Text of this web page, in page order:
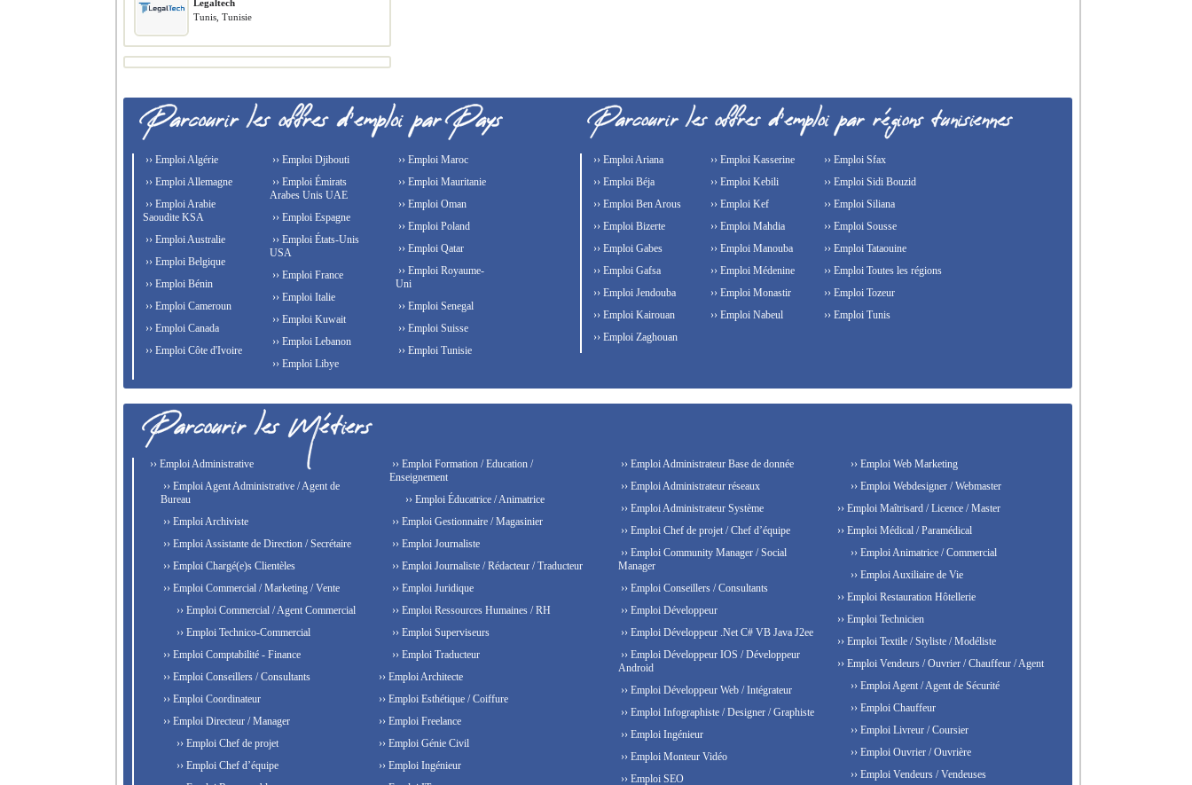
Legaltech
Tunis, Tunisie
›› Emploi Algérie
›› Emploi Allemagne
›› Emploi Arabie
Saoudite KSA
›› Emploi Australie
›› Emploi Belgique
›› Emploi Bénin
›› Emploi Cameroun
›› Emploi Canada
›› Emploi Côte d'Ivoire
›› Emploi Djibouti
›› Emploi Émirats
Arabes Unis UAE
›› Emploi Espagne
›› Emploi États-Unis
USA
›› Emploi France
›› Emploi Italie
›› Emploi Kuwait
›› Emploi Lebanon
›› Emploi Libye
›› Emploi Maroc
›› Emploi Mauritanie
›› Emploi Oman
›› Emploi Poland
›› Emploi Qatar
›› Emploi Royaume-
Uni
›› Emploi Senegal
›› Emploi Suisse
›› Emploi Tunisie
›› Emploi Ariana
›› Emploi Béja
›› Emploi Ben Arous
›› Emploi Bizerte
›› Emploi Gabes
›› Emploi Gafsa
›› Emploi Jendouba
›› Emploi Kairouan
›› Emploi Kasserine
›› Emploi Kebili
›› Emploi Kef
›› Emploi Mahdia
›› Emploi Manouba
›› Emploi Médenine
›› Emploi Monastir
›› Emploi Nabeul
›› Emploi Sfax
›› Emploi Sidi Bouzid
›› Emploi Siliana
›› Emploi Sousse
›› Emploi Tataouine
›› Emploi Toutes les régions
›› Emploi Tozeur
›› Emploi Tunis
›› Emploi Zaghouan
›› Emploi Administrative
›› Emploi Agent Administrative / Agent de
Bureau
›› Emploi Archiviste
›› Emploi Assistante de Direction / Secrétaire
›› Emploi Chargé(e)s Clientèles
›› Emploi Commercial / Marketing / Vente
›› Emploi Commercial / Agent Commercial
›› Emploi Technico-Commercial
›› Emploi Comptabilité - Finance
›› Emploi Conseillers / Consultants
›› Emploi Coordinateur
›› Emploi Directeur / Manager
›› Emploi Chef de projet
›› Emploi Chef d’équipe
›› Emploi Formation / Education /
Enseignement
›› Emploi Éducatrice / Animatrice
›› Emploi Gestionnaire / Magasinier
›› Emploi Journaliste
›› Emploi Journaliste / Rédacteur / Traducteur
›› Emploi Juridique
›› Emploi Ressources Humaines / RH
›› Emploi Superviseurs
›› Emploi Traducteur
›› Emploi Architecte
›› Emploi Esthétique / Coiffure
›› Emploi Freelance
›› Emploi Génie Civil
›› Emploi Ingénieur
›› Emploi Administrateur Base de donnée
›› Emploi Administrateur réseaux
›› Emploi Administrateur Système
›› Emploi Chef de projet / Chef d’équipe
›› Emploi Community Manager / Social
Manager
›› Emploi Conseillers / Consultants
›› Emploi Développeur
›› Emploi Développeur .Net C# VB Java J2ee
›› Emploi Développeur IOS / Développeur
Android
›› Emploi Développeur Web / Intégrateur
›› Emploi Infographiste / Designer / Graphiste
›› Emploi Ingénieur
›› Emploi Monteur Vidéo
›› Emploi SEO
›› Emploi Web Marketing
›› Emploi Webdesigner / Webmaster
›› Emploi Maîtrisard / Licence / Master
›› Emploi Médical / Paramédical
›› Emploi Animatrice / Commercial
›› Emploi Auxiliaire de Vie
›› Emploi Restauration Hôtellerie
›› Emploi Technicien
›› Emploi Textile / Styliste / Modéliste
›› Emploi Vendeurs / Ouvrier / Chauffeur / Agent
›› Emploi Agent / Agent de Sécurité
›› Emploi Chauffeur
›› Emploi Livreur / Coursier
›› Emploi Ouvrier / Ouvrière
›› Emploi Vendeurs / Vendeuses